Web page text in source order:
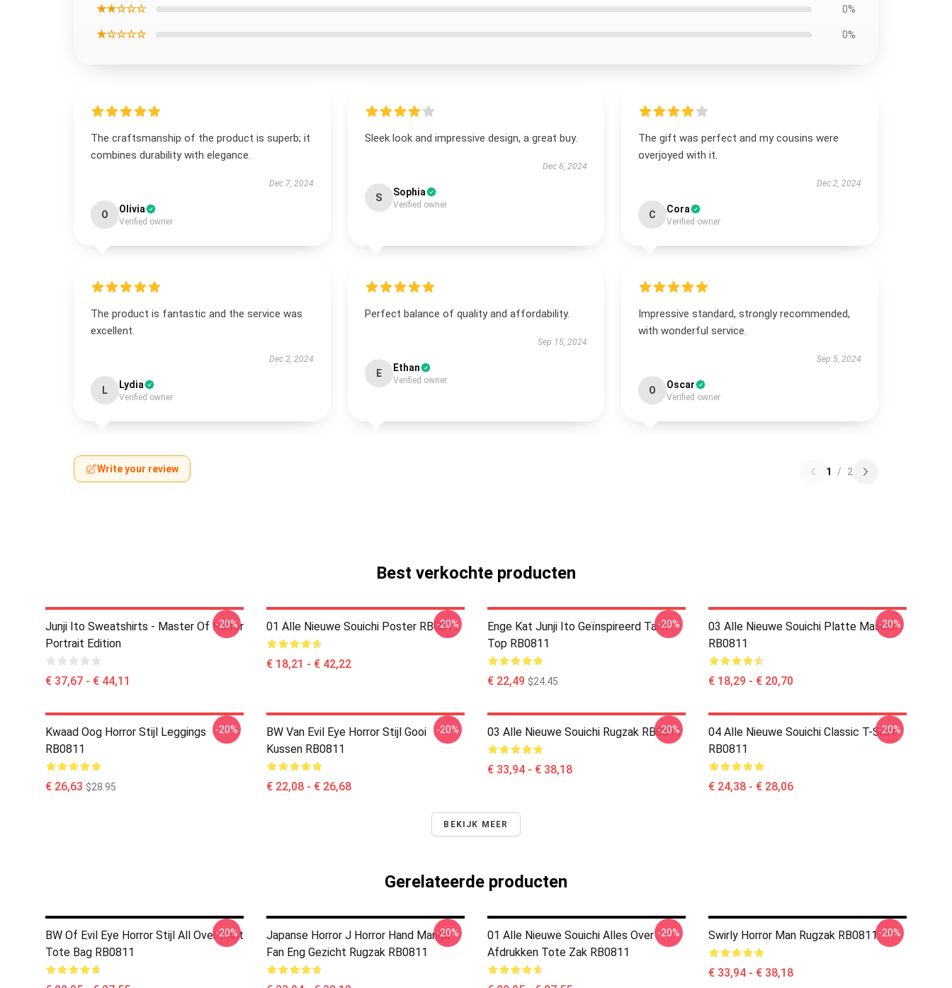
★★☆☆☆ 0%
★☆☆☆☆ 0%
The craftsmanship of the product is superb; it
combines durability with elegance.
Dec 7, 2024
O Olivia
Verified owner
Sleek look and impressive design, a great buy.
Dec 6, 2024
S Sophia
Verified owner
The gift was perfect and my cousins were
overjoyed with it.
Dec 2, 2024
C Cora
Verified owner
The product is fantastic and the service was
excellent.
Dec 2, 2024
L Lydia
Verified owner
Perfect balance of quality and affordability.
Sep 15, 2024
E Ethan
Verified owner
Impressive standard, strongly recommended,
with wonderful service.
Sep 5, 2024
O Oscar
Verified owner
Write your review 1 / 2
Best verkochte producten
Junji Ito Sweatshirts - Master Of Horror
Portrait Edition
€ 37,67 - € 44,11
-20% 01 Alle Nieuwe Souichi Poster RB0811
€ 18,21 - € 42,22
-20%
Enge Kat Junji Ito Geïnspireerd Tank
Top RB0811
€ 22,49 $24.45
-20%
03 Alle Nieuwe Souichi Platte Masker
RB0811
€ 18,29 - € 20,70
-20%
Kwaad Oog Horror Stijl Leggings
RB0811
€ 26,63 $28.95
-20%
BW Van Evil Eye Horror Stijl Gooi
Kussen RB0811
€ 22,08 - € 26,68
-20% 03 Alle Nieuwe Souichi Rugzak RB0811
€ 33,94 - € 38,18
-20%
04 Alle Nieuwe Souichi Classic T-Shirt
RB0811
€ 24,38 - € 28,06
-20%
BEKIJK MEER
Gerelateerde producten
BW Of Evil Eye Horror Stijl All Over Print
Tote Bag RB0811
-20%
Japanse Horror J Horror Hand Manga
Fan Eng Gezicht Rugzak RB0811
-20%
01 Alle Nieuwe Souichi Alles Over
Afdrukken Tote Zak RB0811
-20% Swirly Horror Man Rugzak RB0811
€ 33,94 - € 38,18
-20%